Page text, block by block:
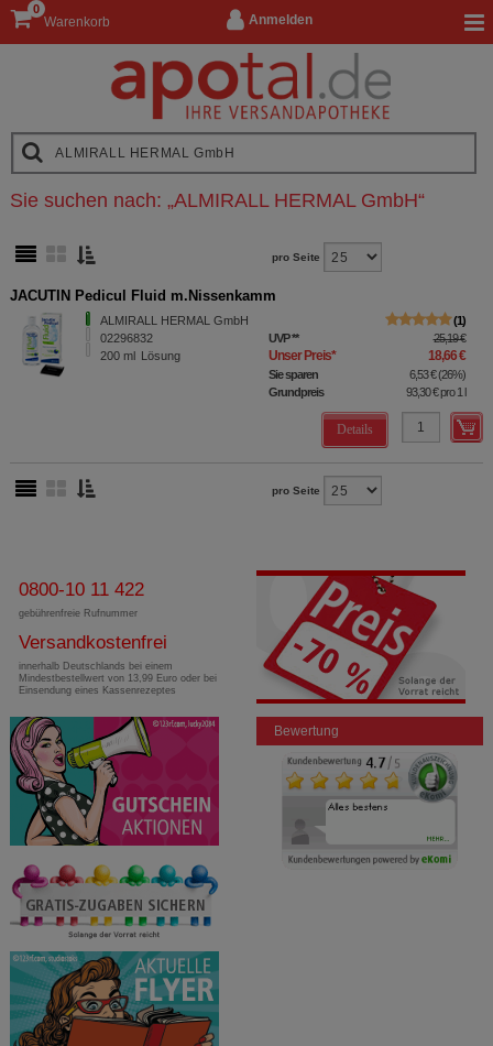
Anmelden
Warenkorb
0
Sie suchen nach: „ALMIRALL HERMAL GmbH“
pro Seite
JACUTIN Pedicul Fluid m.Nissenkamm
ALMIRALL HERMAL GmbH
02296832
200 ml Lösung
1
UVP** 25,19 €
Unser Preis* 18,66 €
Sie sparen 6,53 €(26%)
Grundpreis
93,30 €pro 1 l
Details
pro Seite
0800-10 11 422
gebührenfreie Rufnummer
Versandkostenfrei
innerhalb Deutschlands bei einem
Mindestbestellwert von 13,99 Euro oder bei
Einsendung eines Kassenrezeptes
Bewertung